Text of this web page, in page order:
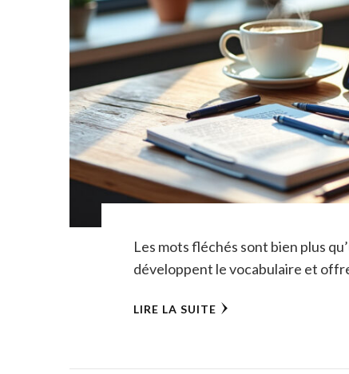
Les mots fléchés sont bien plus
développent le vocabulaire et
LIRE LA SUITE